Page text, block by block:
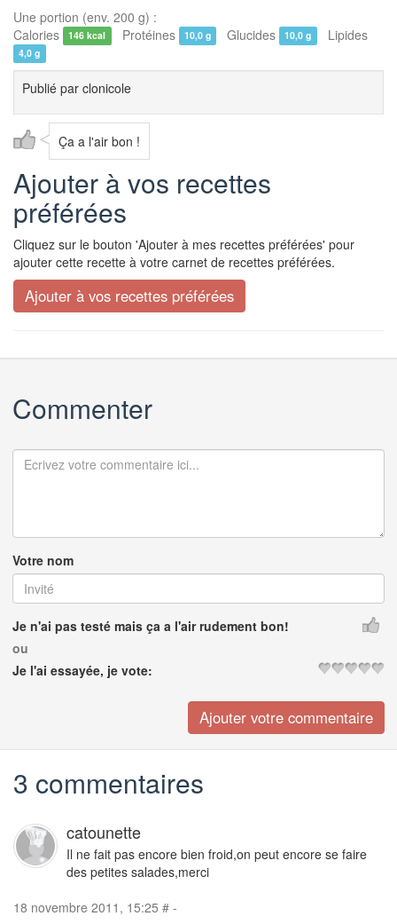
Une portion (env. 200 g) :
Calories
146 kcal Protéines 10,0 g Glucides 10,0 g Lipides
4,0 g
Publié par clonicole
Ça a l'air bon !
Ajouter à vos recettes
préférées
Cliquez sur le bouton 'Ajouter à mes recettes préférées' pour
ajouter cette recette à votre carnet de recettes préférées.
Commenter
Votre nom
Je n'ai pas testé mais ça a l'air rudement bon!
ou
Je l'ai essayée, je vote:
3 commentaires
catounette
Il ne fait pas encore bien froid,on peut encore se faire
des petites salades,merci
18 novembre 2011, 15:25 # -